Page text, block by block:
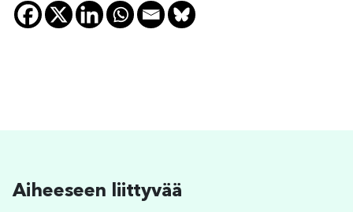
Aiheeseen liittyvää